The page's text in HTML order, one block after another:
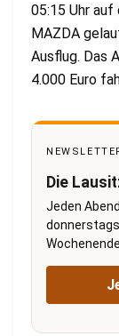
05:15 Uhr auf
MAZDA
Ausflug. Das
4.000 Euro
Die
Jeden